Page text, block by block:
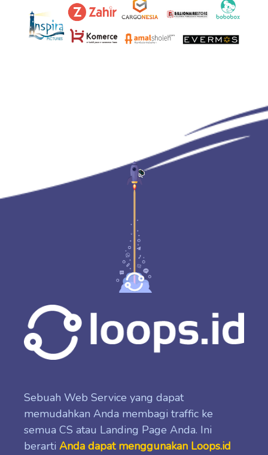
Sebuah Web Service yang dapat
memudahkan Anda membagi traffic ke
semua CS atau Landing Page Anda. Ini
berarti Anda dapat menggunakan Loops.id